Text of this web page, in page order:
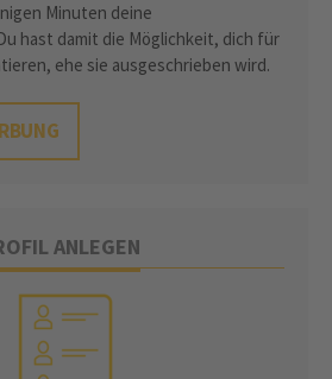
Minuten deine
hast damit die Möglichkeit, dich für
ehe sie ausgeschrieben wird.
ANLEGEN